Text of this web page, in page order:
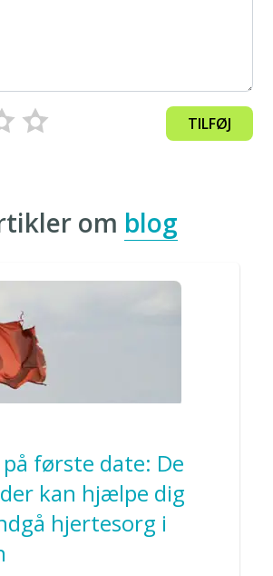
TILFØJ
om blog
første date: De
kan hjælpe dig
hjertesorg i